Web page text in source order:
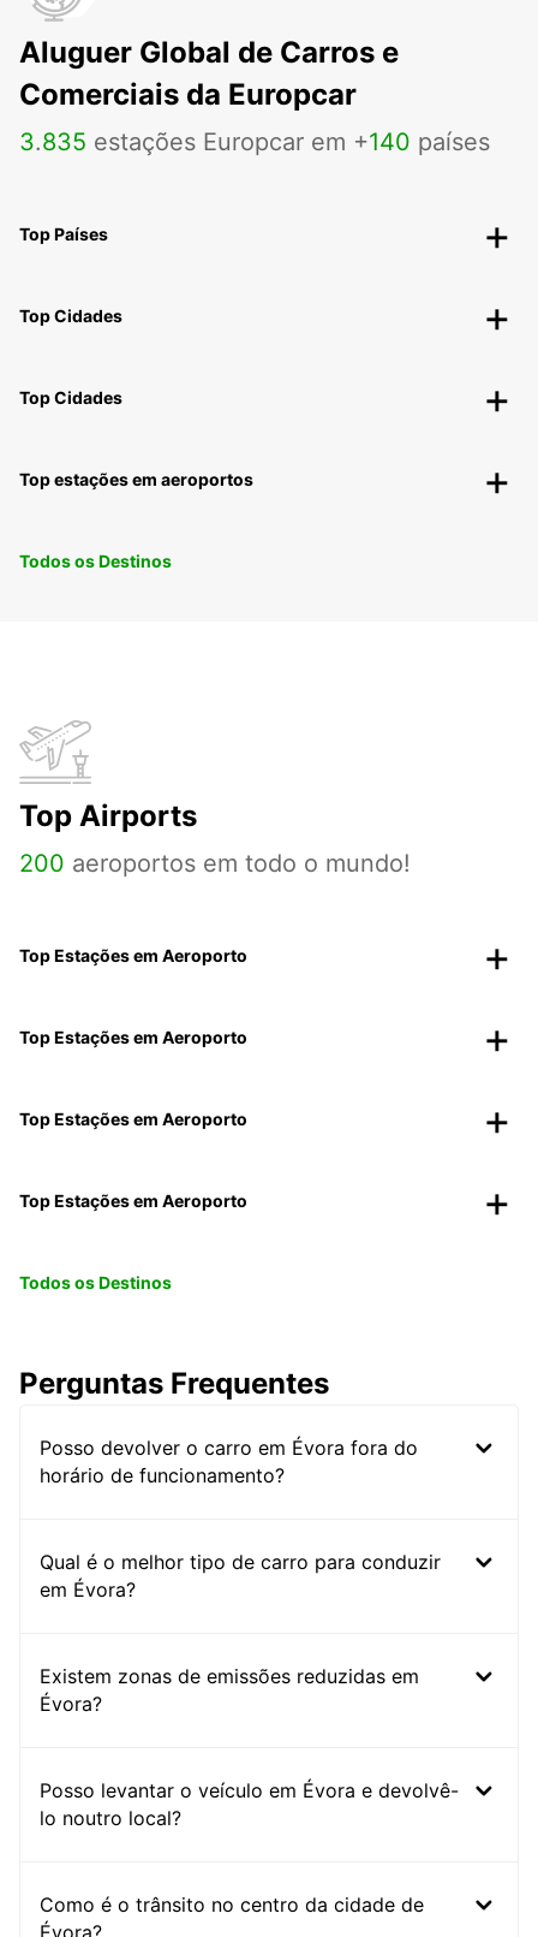
Aluguer Global de Carros e
Comerciais da Europcar
3.835 estações Europcar em +140 países
Top Países
Top Cidades
Top Cidades
Top estações em aeroportos
Todos os Destinos
Top Airports
200 aeroportos em todo o mundo!
Top Estações em Aeroporto
Top Estações em Aeroporto
Top Estações em Aeroporto
Top Estações em Aeroporto
Todos os Destinos
Perguntas Frequentes
Posso devolver o carro em Évora fora do
horário de funcionamento?
Qual é o melhor tipo de carro para conduzir
em Évora?
Existem zonas de emissões reduzidas em
Évora?
Posso levantar o veículo em Évora e devolvê-
lo noutro local?
Como é o trânsito no centro da cidade de